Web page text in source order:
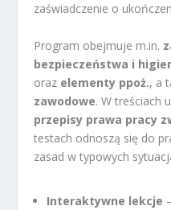
zaświadczenie o
Program obejmuje m.in.
bezpieczeństwa i
oraz elementy ppoż., a
zawodowe. W treściach
przepisy prawa pracy
testach odnoszą się do
zasad w typowych
Interaktywne lekcje